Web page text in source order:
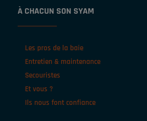
À CHACUN SON SYAM
Les pros de la baie
Entretien & maintenance
Secouristes
Et vous ?
Ils nous font confiance